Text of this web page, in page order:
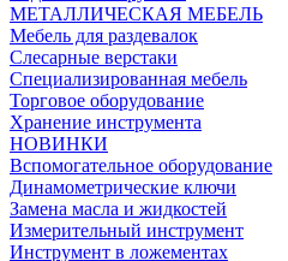
МЕТАЛЛИЧЕСКАЯ МЕБЕЛЬ
Мебель для раздевалок
Слесарные верстаки
Специализированная мебель
Торговое оборудование
Хранение инструмента
НОВИНКИ
Вспомогательное оборудование
Динамометрические ключи
Замена масла и жидкостей
Измерительный инструмент
Инструмент в ложементах